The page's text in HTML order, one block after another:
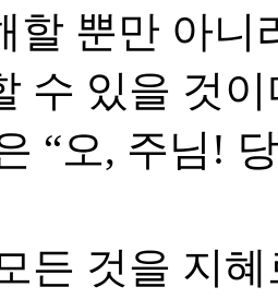
할 뿐만 아니
수 있을 것이
“오, 주님!
든 것을 지